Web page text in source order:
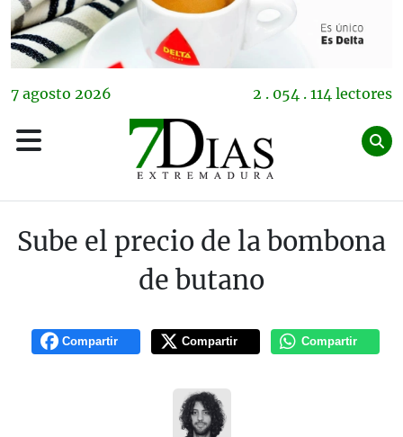
7 agosto 2026 2 . 054 . 114 lectores
Sube el precio de la bombona
de butano
Compartir Compartir Compartir